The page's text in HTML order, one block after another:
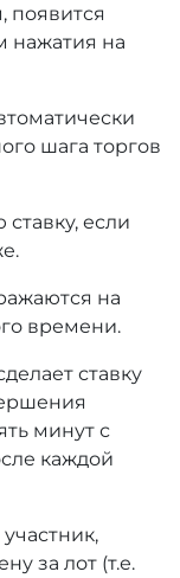
появится
нажатия на
шага торгов
если
на
времени.
ставку
минут с
каждой
за лот (т.е.